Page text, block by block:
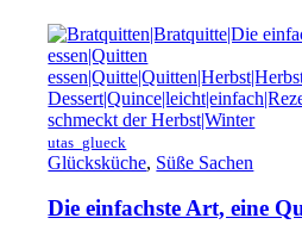
utas_glueck
Glücksküche, Süße Sachen
Die einfachste Art, eine